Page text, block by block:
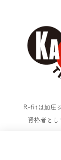
R-fitは 加圧
資格者とし